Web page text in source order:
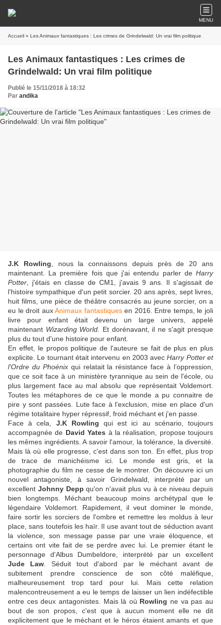
MENU
Accueil » Les Animaux fantastiques : Les crimes de Grindelwald: Un vrai film politique
Les Animaux fantastiques : Les crimes de
Grindelwald: Un vrai film politique
Publié le 15/11/2018 à 18:32
Par andika
J.K Rowling , nous la connaissons depuis près de 20 ans
maintenant. La première fois que j'ai entendu parler de Harry
Potter , j'étais en classe de CM1, j'avais 9 ans. Il s'agissait de
l'histoire sympathique d'un petit sorcier. 20 ans après, sept livres,
huit films, une pièce de théâtre consacrés au jeune sorcier, on a
eu le droit auxAnimaux fantastiquesen 2016. Entre temps, le joli
livre pour enfant était devenu un large univers, appelé
maintenant Wizarding World. Et dorénavant, il ne s'agit presque
plus du tout d'une histoire pour enfant.
En effet, le propos politique de l'auteure se fait de plus en plus
explicite. Le tournant était intervenu en 2003 avecHarry Potter et
l'Ordre du Phoénixqui relatait la résistance face à l’oppression,
que ce soit face à un ministère tyrannique au sein de l'école, ou
plus largement face au mal absolu que représentait Voldemort.
Toutes les métaphores de ce que le monde a pu connaitre de
pire y sont passées. Lute face à l'exclusion, mise en place d'un
régime totalitaire hyper répressif, froid méchant et j'en passe.
Face à cela, J.K Rowling qui est ici au scénario, toujours
accompagnée de David Yates à la réalisation, propose toujours
les mêmes ingrédients. A savoir l'amour, la tolérance, la diversité.
Mais là où elle progresse, c'est dans son ton. En effet, plus trop
de trace de manichéisme ici. Le monde est gris, et la
photographie du film ne cesse de le montrer. On découvre ici un
nouvel antagoniste, à savoir Grindelwald, interprété par un
excellent Johnny Deppqu'on n'avait plus vu à ce niveau depuis
bien longtemps. Méchant beaucoup moins archétypal que le
légendaire Voldemort. Rapidement, il veut dominer le monde,
faire sortir les sorciers de l'ombre et remettre les moldus à leur
place, sans toutefois les haïr. Il use avant tout de séduction avant
la violence, son message passe par une vraie éloquence, et
certains ont vite fait de se perdre avec lui. Le premier étant le
personnage d'Albus Dumbeldore, interprété par un excellent
Jude Law . Séduit tout d'abord par le méchant avant de
subitement prendre conscience de son côté maléfique,
malheureusement trop tard pour lui. Mais cette relation
malencontreusement a eu le temps de laisser un lien indéfectible
entre ces deux antagonistes. Mais là où Rowling ne va pas au
bout de son propos, c'est que à aucun moment elle ne dit
explicitement que le méchant et le héros étaient amants et que